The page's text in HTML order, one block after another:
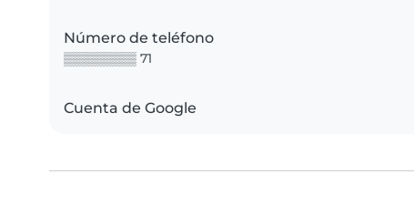
Número de teléfono
▒▒▒▒▒▒▒▒ 71
Cuenta de Google